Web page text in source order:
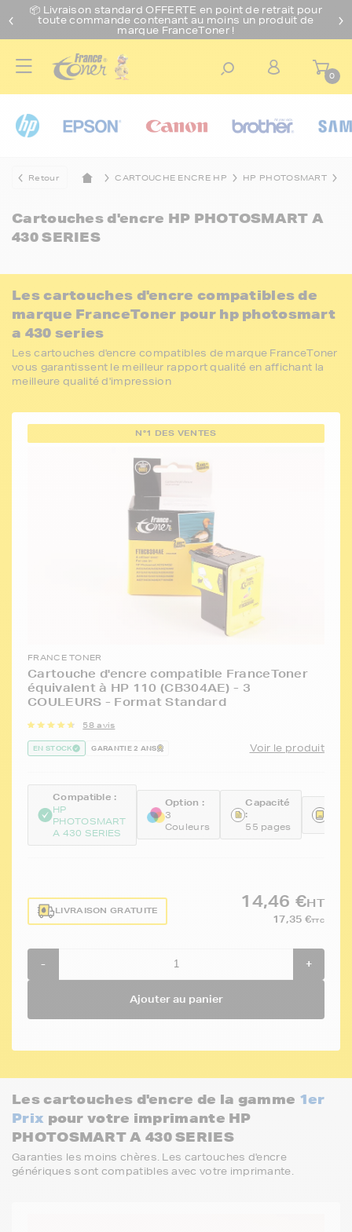
📦 Livraison standard OFFERTE en point de retrait pour
toute commande contenant au moins un produit de
marque FranceToner !
0
Retour CARTOUCHE ENCRE HP HP PHOTOSMART
Cartouches d'encre HP PHOTOSMART A
430 SERIES
Les cartouches d'encre compatibles de
marque FranceToner pour hp photosmart
a 430 series
Les cartouches d'encre compatibles de marque FranceToner
vous garantissent le meilleur rapport qualité en affichant la
meilleure qualité d'impression
N°1 DES VENTES
FRANCE TONER
Cartouche d'encre compatible FranceToner
équivalent à HP 110 (CB304AE) - 3
COULEURS - Format Standard
58 avis
EN STOCK GARANTIE 2 ANS Voir le produit
Compatible :
HP
PHOTOSMART
A 430 SERIES
Option :
3
Couleurs
Capacité
:
55 pages
LIVRAISON GRATUITE
14,46 €HT
17,35 €TTC
- +
Ajouter au panier
Les cartouches d'encre de la gamme 1er
Prix pour votre imprimante HP
PHOTOSMART A 430 SERIES
Garanties les moins chères. Les cartouches d'encre
génériques sont compatibles avec votre imprimante.